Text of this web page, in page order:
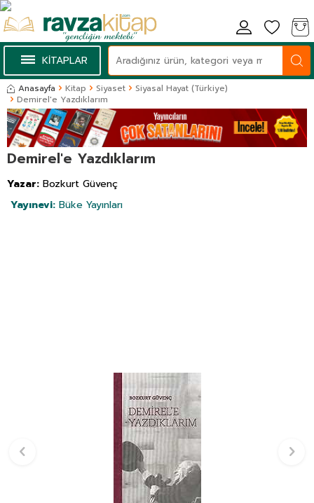
KİTAPLAR
Anasayfa Kitap Siyaset
Siyasal Hayat (Türkiye)
Demirel'e Yazdıklarım
Demirel'e Yazdıklarım
Yazar: Bozkurt Güvenç
Yayınevi: Büke Yayınları